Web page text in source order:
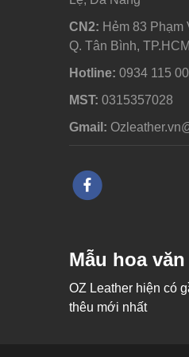
Mẫu hoa văn
OZ Leather hiện có
thêu mới nhất
CN2: Hẻm 83 Phạm
Q. Tân Bình, TP.HCM
Hotline: 0934 115
MST: 0315357028
Gmail: